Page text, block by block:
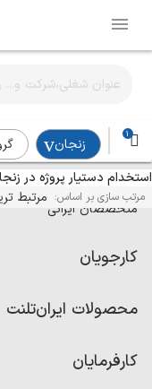
1
زنجان
استخدام دستیار پروژه در
مرتب سازی بر اساس: مرتبطآگهی‌های استخدام و
متخصصان ایرانی
کارجویان
رزومه ساز
امتیاز شرکت‌ها
محصولات ایران‌تلنت
کارفرمایان